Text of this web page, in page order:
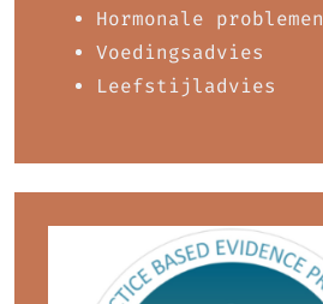
Hormonale problemen
Voedingsadvies
Leefstijladvies